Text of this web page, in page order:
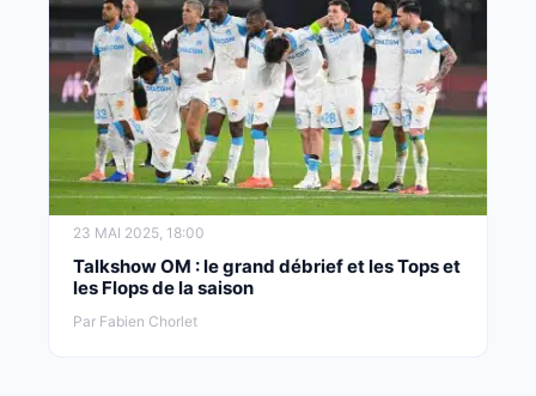
23 MAI 2025, 18:00
Talkshow OM : le grand débrief et les Tops et
les Flops de la saison
Par Fabien Chorlet